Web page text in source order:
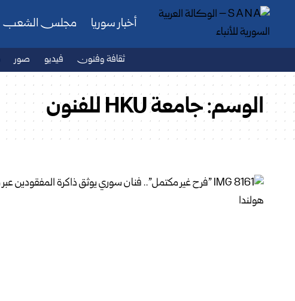
أخبار سوريا مجلس الشعب
ثقافة وفنون فيديو صور
الوسم:جامعة HKU للفنون